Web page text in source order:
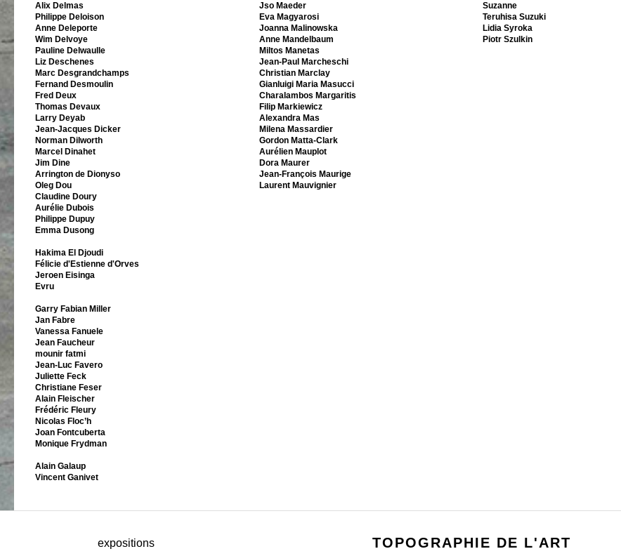
Alix Delmas
Philippe Deloison
Anne Deleporte
Wim Delvoye
Pauline Delwaulle
Liz Deschenes
Marc Desgrandchamps
Fernand Desmoulin
Fred Deux
Thomas Devaux
Larry Deyab
Jean-Jacques Dicker
Norman Dilworth
Marcel Dinahet
Jim Dine
Arrington de Dionyso
Oleg Dou
Claudine Doury
Aurélie Dubois
Philippe Dupuy
Emma Dusong
Hakima El Djoudi
Félicie d'Estienne d'Orves
Jeroen Eisinga
Evru
Garry Fabian Miller
Jan Fabre
Vanessa Fanuele
Jean Faucheur
mounir fatmi
Jean-Luc Favero
Juliette Feck
Christiane Feser
Alain Fleischer
Frédéric Fleury
Nicolas Floc’h
Joan Fontcuberta
Monique Frydman
Alain Galaup
Vincent Ganivet
Jso Maeder
Eva Magyarosi
Joanna Malinowska
Anne Mandelbaum
Miltos Manetas
Jean-Paul Marcheschi
Christian Marclay
Gianluigi Maria Masucci
Charalambos Margaritis
Filip Markiewicz
Alexandra Mas
Milena Massardier
Gordon Matta-Clark
Aurélien Mauplot
Dora Maurer
Jean-François Maurige
Laurent Mauvignier
Suzanne
Teruhisa Suzuki
Lidia Syroka
Piotr Szulkin
expositions TOPOGRAPHIE DE L'ART